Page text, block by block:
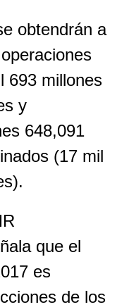
obtendrán a
693 millones
y
648,091
(17 mil
que el
es
de los